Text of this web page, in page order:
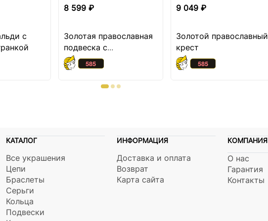
с
8 599 ₽
Золотая православная
подвеска с
бриллиантом
9 049 ₽
Золотой православный
крест
КАТАЛОГ
Все украшения
Цепи
Браслеты
Серьги
Кольца
Подвески
ИНФОРМАЦИЯ
Доставка и оплата
Возврат
Карта сайта
КОМПАНИЯ
О нас
Гарантия
Контакты